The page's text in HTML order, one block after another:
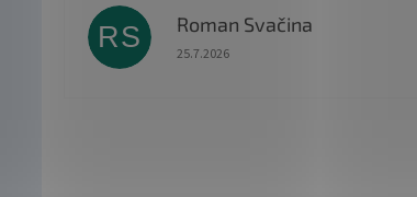
RS Roman Svačina
Hodnocení obchodu je 5 z 5
25.7.2026